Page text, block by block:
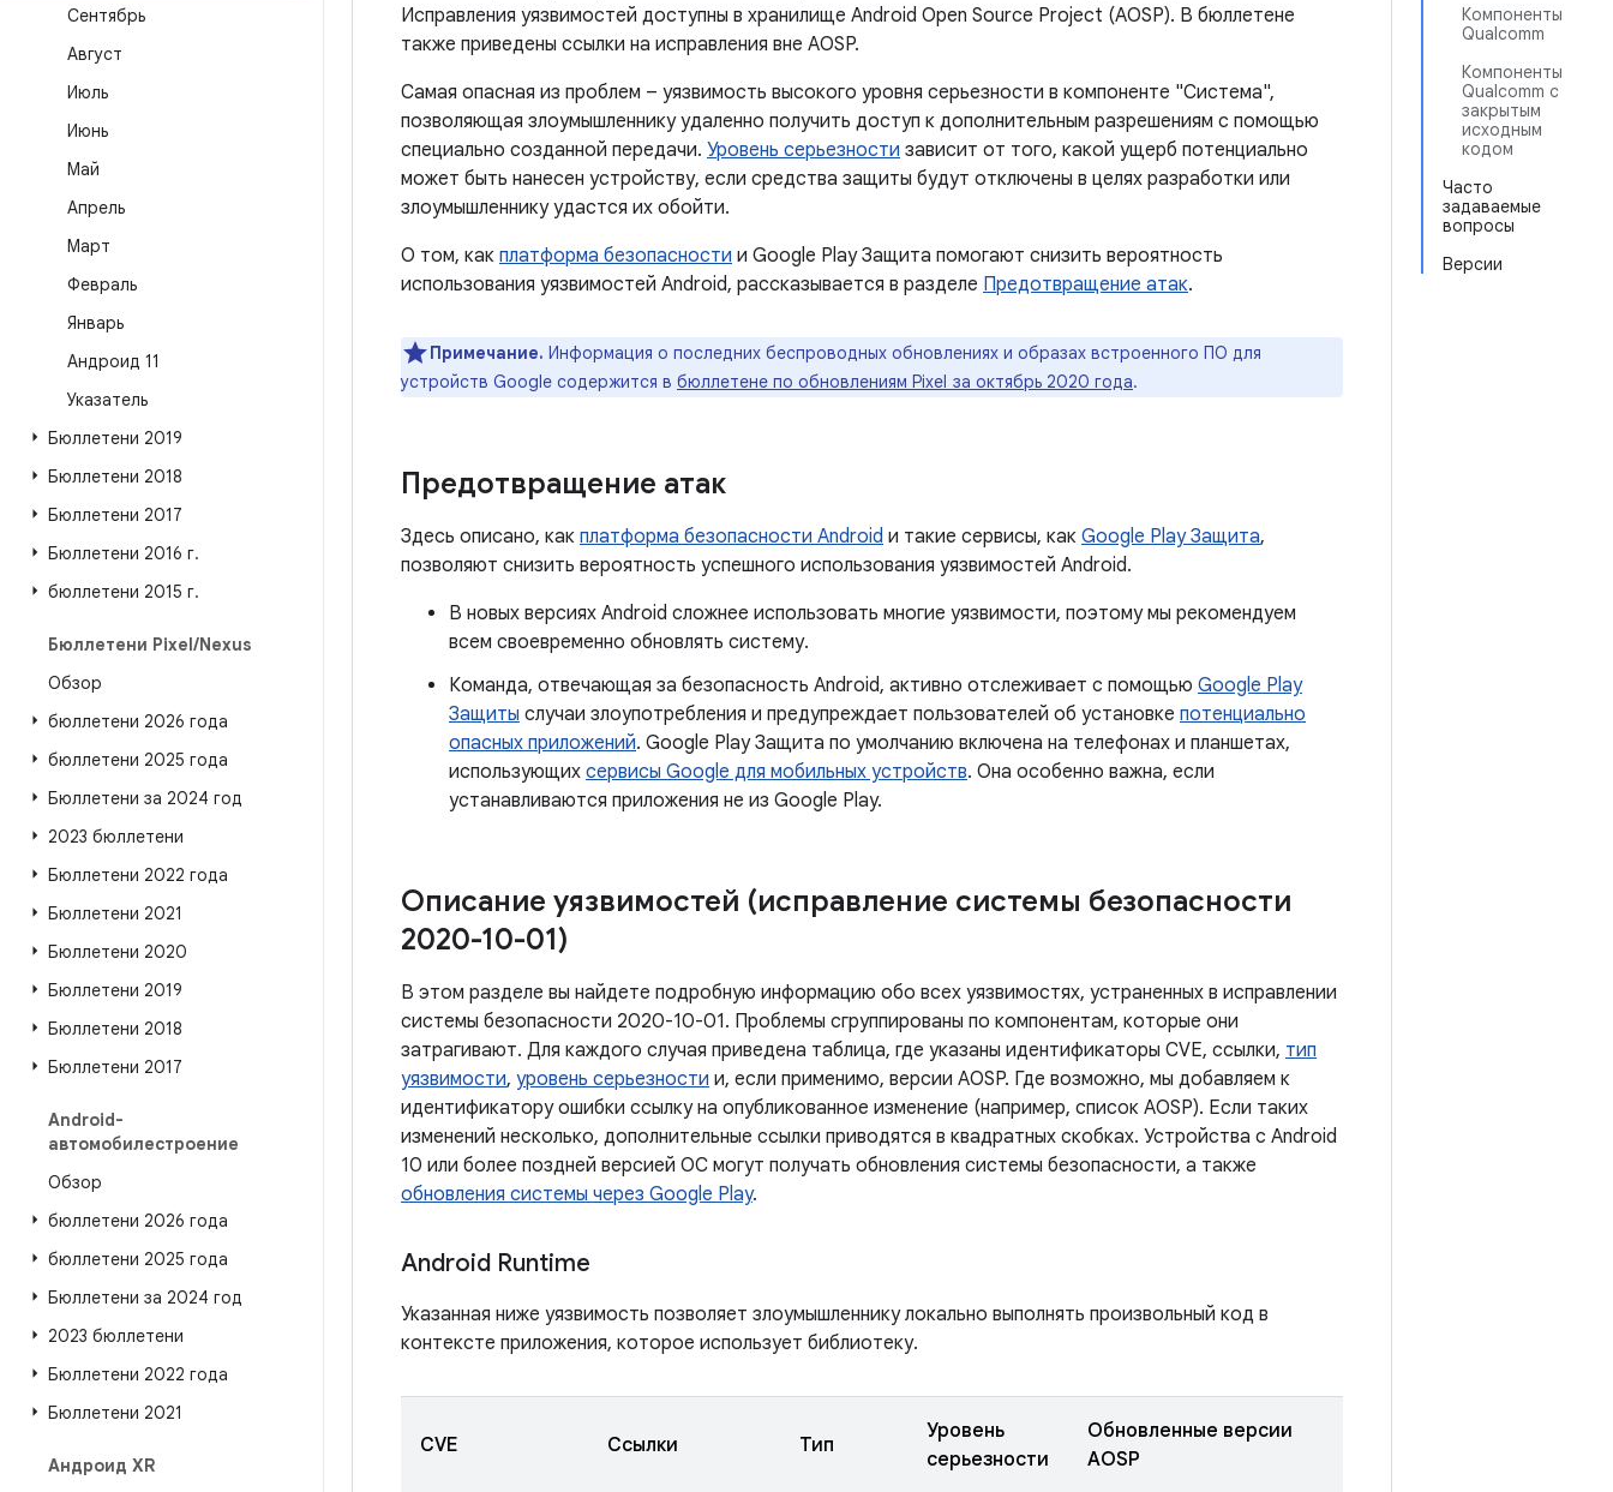
Сентябрь
Август
Июль
Июнь
Май
Апрель
Март
Февраль
Январь
Андроид 11
Указатель
Бюллетени 2019
Бюллетени 2018
Бюллетени 2017
Бюллетени 2016 г.
бюллетени 2015 г.
Бюллетени Pixel/Nexus
Обзор
бюллетени 2026 года
бюллетени 2025 года
Бюллетени за 2024 год
2023 бюллетени
Бюллетени 2022 года
Бюллетени 2021
Бюллетени 2020
Бюллетени 2019
Бюллетени 2018
Бюллетени 2017
Android-
автомобилестроение
Обзор
бюллетени 2026 года
бюллетени 2025 года
Бюллетени за 2024 год
2023 бюллетени
Бюллетени 2022 года
Бюллетени 2021
Андроид XR
Компоненты
Qualcomm
Компоненты
Qualcomm с
закрытым
исходным
кодом
Часто
задаваемые
вопросы
Версии
Исправления уязвимостей доступны в хранилище Android Open Source Project (AOSP). В бюллетене
также приведены ссылки на исправления вне AOSP.
Самая опасная из проблем – уязвимость высокого уровня серьезности в компоненте "Система",
позволяющая злоумышленнику удаленно получить доступ к дополнительным разрешениям с помощью
специально созданной передачи. Уровень серьезности зависит от того, какой ущерб потенциально
может быть нанесен устройству, если средства защиты будут отключены в целях разработки или
злоумышленнику удастся их обойти.
О том, как платформа безопасности и Google Play Защита помогают снизить вероятность
использования уязвимостей Android, рассказывается в разделе Предотвращение атак.
Примечание. Информация о последних беспроводных обновлениях и образах встроенного ПО для
устройств Google содержится в бюллетене по обновлениям Pixel за октябрь 2020 года.
Предотвращение атак
Здесь описано, как платформа безопасности Android и такие сервисы, как Google Play Защита,
позволяют снизить вероятность успешного использования уязвимостей Android.
В новых версиях Android сложнее использовать многие уязвимости, поэтому мы рекомендуем
всем своевременно обновлять систему.
Команда, отвечающая за безопасность Android, активно отслеживает с помощью Google Play
Защиты случаи злоупотребления и предупреждает пользователей об установке потенциально
опасных приложений. Google Play Защита по умолчанию включена на телефонах и планшетах,
использующих сервисы Google для мобильных устройств. Она особенно важна, если
устанавливаются приложения не из Google Play.
Описание уязвимостей (исправление системы безопасности
2020-10-01)
В этом разделе вы найдете подробную информацию обо всех уязвимостях, устраненных в исправлении
системы безопасности 2020-10-01. Проблемы сгруппированы по компонентам, которые они
затрагивают. Для каждого случая приведена таблица, где указаны идентификаторы CVE, ссылки, тип
уязвимости, уровень серьезности и, если применимо, версии AOSP. Где возможно, мы добавляем к
идентификатору ошибки ссылку на опубликованное изменение (например, список AOSP). Если таких
изменений несколько, дополнительные ссылки приводятся в квадратных скобках. Устройства с Android
10 или более поздней версией ОС могут получать обновления системы безопасности, а также
обновления системы через Google Play.
Android Runtime
Указанная ниже уязвимость позволяет злоумышленнику локально выполнять произвольный код в
контексте приложения, которое использует библиотеку.
CVE Ссылки Тип
Уровень
серьезности
Обновленные версии
AOSP